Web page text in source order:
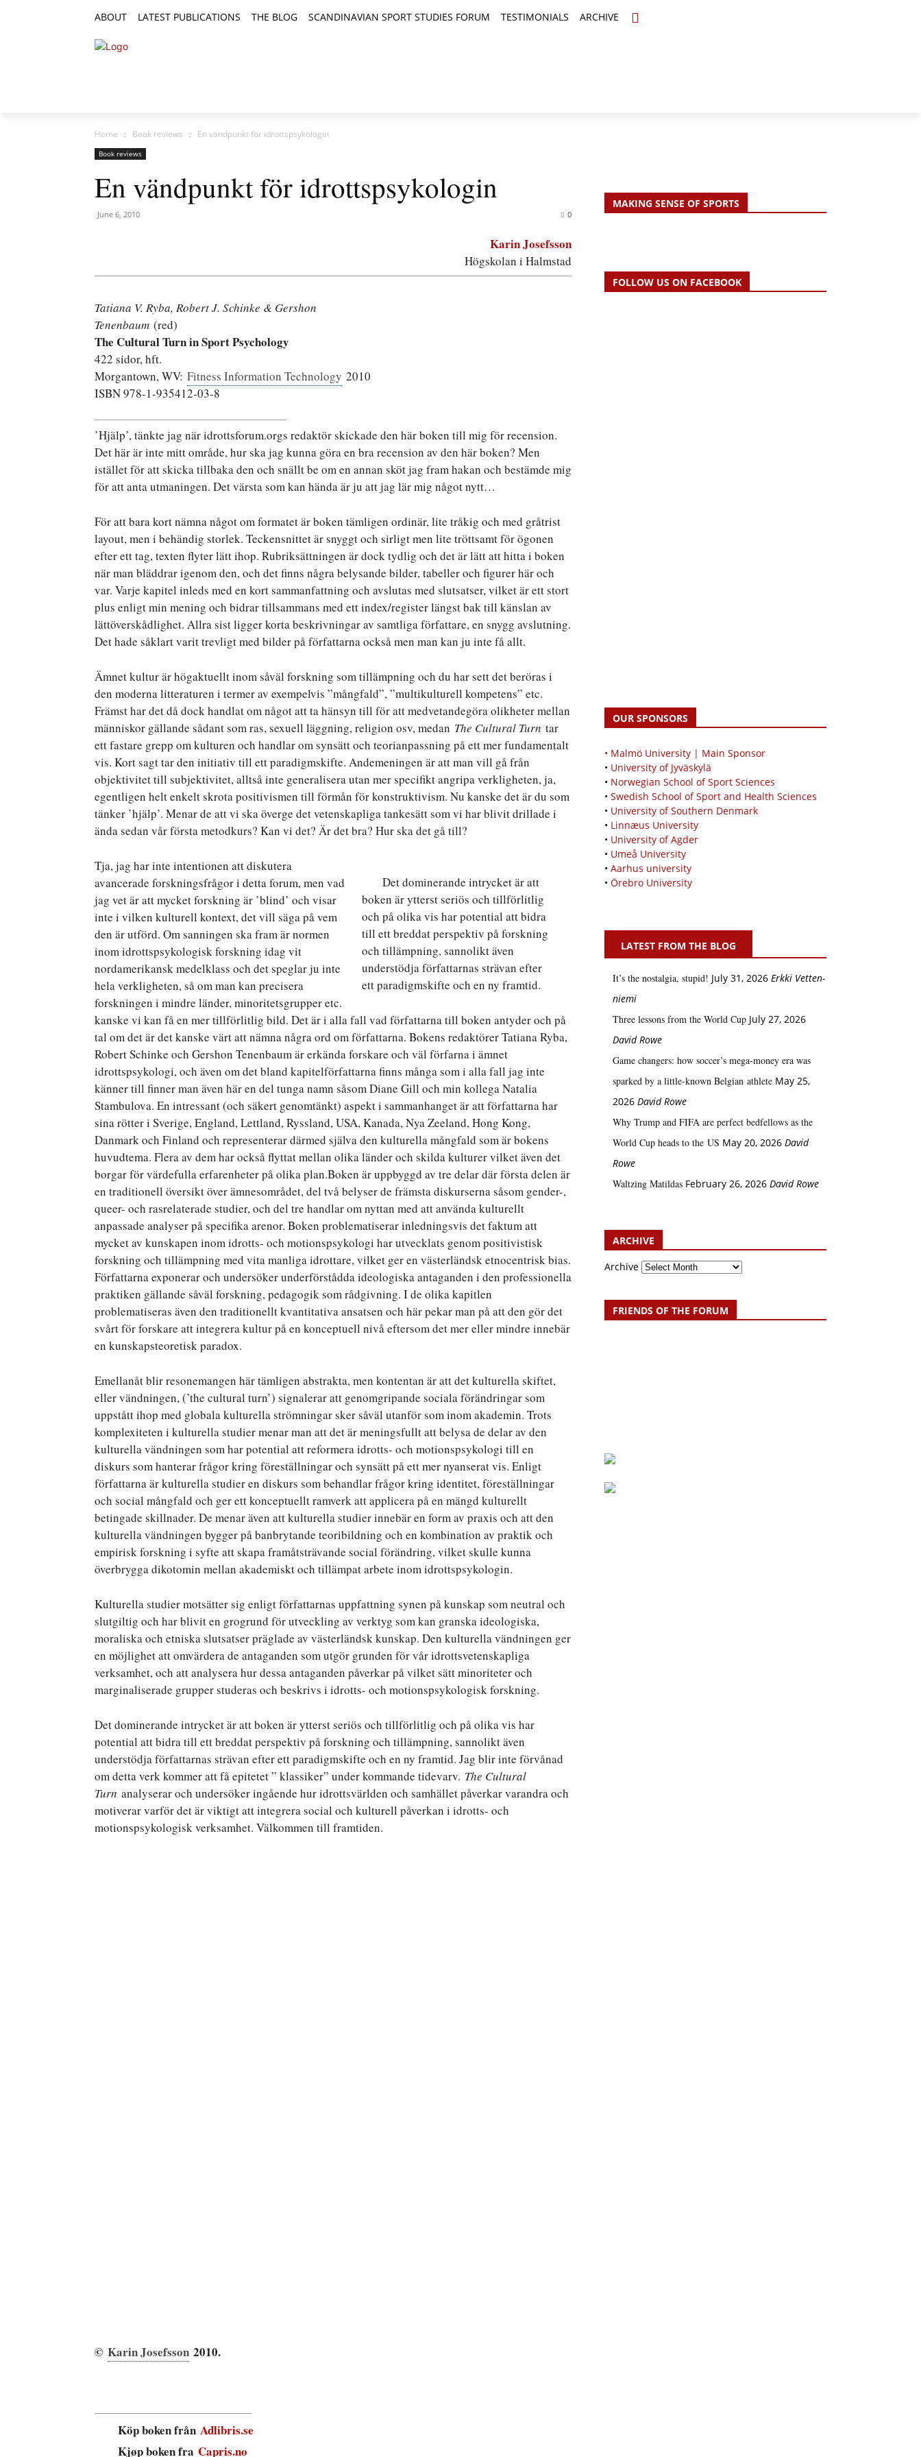
ABOUT LATEST PUBLICATIONS THE BLOG SCANDINAVIAN SPORT STUDIES FORUM TESTIMONIALS ARCHIVE
Home Book reviews En vändpunkt för idrottspsykologin
Book reviews
En vändpunkt för idrottspsykologin
June 6, 2010 0
Karin Josefsson
Högskolan i Halmstad
Tatiana V. Ryba, Robert J. Schinke & Gershon
Tenenbaum (red)
The Cultural Turn in Sport Psychology
422 sidor, hft.
Morgantown, WV: Fitness Information Technology 2010
ISBN 978-1-935412-03-8
’Hjälp’, tänkte jag när idrottsforum.orgs redaktör skickade den här boken till mig för recension.
Det här är inte mitt område, hur ska jag kunna göra en bra recension av den här boken? Men
istället för att skicka tillbaka den och snällt be om en annan sköt jag fram hakan och bestämde mig
för att anta utmaningen. Det värsta som kan hända är ju att jag lär mig något nytt…
För att bara kort nämna något om formatet är boken tämligen ordinär, lite tråkig och med gråtrist
layout, men i behändig storlek. Teckensnittet är snyggt och sirligt men lite tröttsamt för ögonen
efter ett tag, texten flyter lätt ihop. Rubriksättningen är dock tydlig och det är lätt att hitta i boken
när man bläddrar igenom den, och det finns några belysande bilder, tabeller och figurer här och
var. Varje kapitel inleds med en kort sammanfattning och avslutas med slutsatser, vilket är ett stort
plus enligt min mening och bidrar tillsammans med ett index/register längst bak till känslan av
lättöverskådlighet. Allra sist ligger korta beskrivningar av samtliga författare, en snygg avslutning.
Det hade såklart varit trevligt med bilder på författarna också men man kan ju inte få allt.
Ämnet kultur är högaktuellt inom såväl forskning som tillämpning och du har sett det beröras i
den moderna litteraturen i termer av exempelvis ”mångfald”, ”multikulturell kompetens” etc.
Främst har det då dock handlat om något att ta hänsyn till för att medvetandegöra olikheter mellan
människor gällande sådant som ras, sexuell läggning, religion osv, medan The Cultural Turn tar
ett fastare grepp om kulturen och handlar om synsätt och teorianpassning på ett mer fundamentalt
vis. Kort sagt tar den initiativ till ett paradigmskifte. Andemeningen är att man vill gå från
objektivitet till subjektivitet, alltså inte generalisera utan mer specifikt angripa verkligheten, ja,
egentligen helt enkelt skrota positivismen till förmån för konstruktivism. Nu kanske det är du som
tänker ’hjälp’. Menar de att vi ska överge det vetenskapliga tankesätt som vi har blivit drillade i
ända sedan vår första metodkurs? Kan vi det? Är det bra? Hur ska det gå till?
Det dominerande intrycket är att
boken är ytterst seriös och tillförlitlig
och på olika vis har potential att bidra
till ett breddat perspektiv på forskning
och tillämpning, sannolikt även
understödja författarnas strävan efter
ett paradigmskifte och en ny framtid.
Tja, jag har inte intentionen att diskutera
avancerade forskningsfrågor i detta forum, men vad
jag vet är att mycket forskning är ’blind’ och visar
inte i vilken kulturell kontext, det vill säga på vem
den är utförd. Om sanningen ska fram är normen
inom idrottspsykologisk forskning idag vit
nordamerikansk medelklass och det speglar ju inte
hela verkligheten, så om man kan precisera
forskningen i mindre länder, minoritetsgrupper etc.
kanske vi kan få en mer tillförlitlig bild. Det är i alla fall vad författarna till boken antyder och på
tal om det är det kanske värt att nämna några ord om författarna. Bokens redaktörer Tatiana Ryba,
Robert Schinke och Gershon Tenenbaum är erkända forskare och väl förfarna i ämnet
idrottspsykologi, och även om det bland kapitelförfattarna finns många som i alla fall jag inte
känner till finner man även här en del tunga namn såsom Diane Gill och min kollega Natalia
Stambulova. En intressant (och säkert genomtänkt) aspekt i sammanhanget är att författarna har
sina rötter i Sverige, England, Lettland, Ryssland, USA, Kanada, Nya Zeeland, Hong Kong,
Danmark och Finland och representerar därmed själva den kulturella mångfald som är bokens
huvudtema. Flera av dem har också flyttat mellan olika länder och skilda kulturer vilket även det
borgar för värdefulla erfarenheter på olika plan.Boken är uppbyggd av tre delar där första delen är
en traditionell översikt över ämnesområdet, del två belyser de främsta diskurserna såsom gender-,
queer- och rasrelaterade studier, och del tre handlar om nyttan med att använda kulturellt
anpassade analyser på specifika arenor. Boken problematiserar inledningsvis det faktum att
mycket av kunskapen inom idrotts- och motionspsykologi har utvecklats genom positivistisk
forskning och tillämpning med vita manliga idrottare, vilket ger en västerländsk etnocentrisk bias.
Författarna exponerar och undersöker underförstådda ideologiska antaganden i den professionella
praktiken gällande såväl forskning, pedagogik som rådgivning. I de olika kapitlen
problematiseras även den traditionellt kvantitativa ansatsen och här pekar man på att den gör det
svårt för forskare att integrera kultur på en konceptuell nivå eftersom det mer eller mindre innebär
en kunskapsteoretisk paradox.
Emellanåt blir resonemangen här tämligen abstrakta, men kontentan är att det kulturella skiftet,
eller vändningen, (’the cultural turn’) signalerar att genomgripande sociala förändringar som
uppstått ihop med globala kulturella strömningar sker såväl utanför som inom akademin. Trots
komplexiteten i kulturella studier menar man att det är meningsfullt att belysa de delar av den
kulturella vändningen som har potential att reformera idrotts- och motionspsykologi till en
diskurs som hanterar frågor kring föreställningar och synsätt på ett mer nyanserat vis. Enligt
författarna är kulturella studier en diskurs som behandlar frågor kring identitet, föreställningar
och social mångfald och ger ett konceptuellt ramverk att applicera på en mängd kulturellt
betingade skillnader. De menar även att kulturella studier innebär en form av praxis och att den
kulturella vändningen bygger på banbrytande teoribildning och en kombination av praktik och
empirisk forskning i syfte att skapa framåtsträvande social förändring, vilket skulle kunna
överbrygga dikotomin mellan akademiskt och tillämpat arbete inom idrottspsykologin.
Kulturella studier motsätter sig enligt författarnas uppfattning synen på kunskap som neutral och
slutgiltig och har blivit en grogrund för utveckling av verktyg som kan granska ideologiska,
moraliska och etniska slutsatser präglade av västerländsk kunskap. Den kulturella vändningen ger
en möjlighet att omvärdera de antaganden som utgör grunden för vår idrottsvetenskapliga
verksamhet, och att analysera hur dessa antaganden påverkar på vilket sätt minoriteter och
marginaliserade grupper studeras och beskrivs i idrotts- och motionspsykologisk forskning.
Det dominerande intrycket är att boken är ytterst seriös och tillförlitlig och på olika vis har
potential att bidra till ett breddat perspektiv på forskning och tillämpning, sannolikt även
understödja författarnas strävan efter ett paradigmskifte och en ny framtid. Jag blir inte förvånad
om detta verk kommer att få epitetet ” klassiker” under kommande tidevarv. The Cultural
Turn analyserar och undersöker ingående hur idrottsvärlden och samhället påverkar varandra och
motiverar varför det är viktigt att integrera social och kulturell påverkan i idrotts- och
motionspsykologisk verksamhet. Välkommen till framtiden.
© Karin Josefsson 2010.
Köp boken från Adlibris.se
Kjøp boken fra Capris.no
MAKING SENSE OF SPORTS
FOLLOW US ON FACEBOOK
OUR SPONSORS
• Malmö University | Main Sponsor
• University of Jyväskylä
• Norwegian School of Sport Sciences
• Swedish School of Sport and Health Sciences
• University of Southern Denmark
• Linnæus University
• University of Agder
• Umeå University
• Aarhus university
• Örebro University
LATEST FROM THE BLOG
It’s the nostalgia, stupid! July 31, 2026 Erkki Vetten­­
niemi
Three lessons from the World Cup July 27, 2026
David Rowe
Game changers: how soccer’s mega‑money era was
sparked by a little‑known Belgian athlete May 25,
2026 David Rowe
Why Trump and FIFA are perfect bedfellows as the
World Cup heads to the US May 20, 2026 David
Rowe
Waltzing Matildas February 26, 2026 David Rowe
ARCHIVE
Archive
FRIENDS OF THE FORUM